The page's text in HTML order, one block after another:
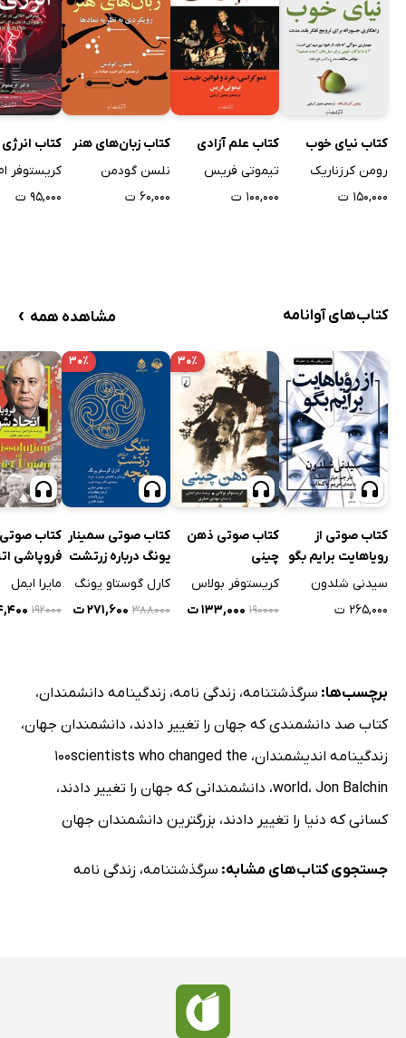
کتاب نیای خوب
رومن کرزناریک
۱۵۰,۰۰۰ ت
کتاب علم آزادی
تیموتی فریس
۱۰۰,۰۰۰ ت
کتاب زبان‌های هنر
نلسن گودمن
۶۰,۰۰۰ ت
کتاب
کریستوفر
۹۵,۰۰۰ ت
کتاب‌های آوانامه مشاهده همه ›
کتاب صوتی از
رویاهایت برایم بگو
سیدنی شلدون
۲۶۵,۰۰۰ ت
۳۰٪
کتاب صوتی ذهن
چینی
کریستوفر بولاس
۱۹۰۰۰۰ ۱۳۳,۰۰۰ ت
۳۰٪
کتاب صوتی سمینار
یونگ درباره زرتشت
نیچه
کارل گوستاو یونگ
۳۸۸۰۰۰ ۲۷۱,۶۰۰ ت
کتاب صوتی
فروپاشی
شوروی
مایرا ایمل
۱۹۲۰۰۰
برچسب‌ها: سرگذشتنامه، زندگی نامه، زندگینامه دانشمندان،
کتاب صد دانشمندی که جهان را تغییر دادند، دانشمندان جهان،
زندگینامه اندیشمندان، 100scientists who changed the
world، Jon Balchin ، دانشمندانی که جهان را تغییر دادند،
کسانی که دنیا را تغییر دادند، بزرگترین دانشمندان جهان
جستجوی کتاب‌های مشابه: سرگذشتنامه، زندگی نامه